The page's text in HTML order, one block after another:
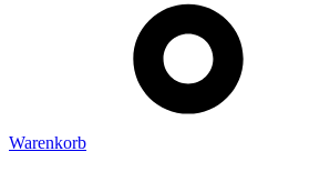
Warenkorb